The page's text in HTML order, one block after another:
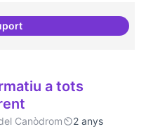
oberta i multinivell
a tots
Canòdrom
2 anys